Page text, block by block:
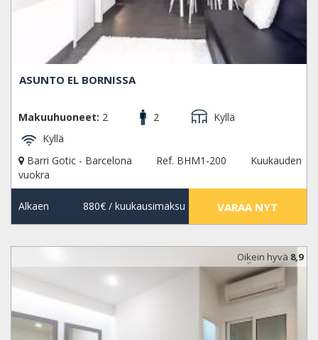
ASUNTO EL BORNISSA
Makuuhuoneet: 2 2
Kyllä
Kyllä
Barri Gotic - Barcelona
Ref. BHM1-200
Kuukauden
vuokra
Alkaen 880€/ kuukausimaksu VARAA NYT
Oikein hyvä 8,9